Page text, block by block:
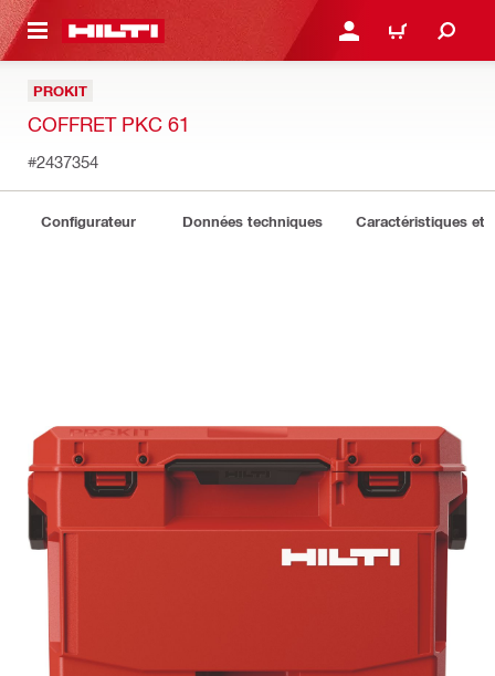
CONTENT CONNEXION OU
PANIER
PROKIT
COFFRET PKC 61
#2437354
Configurateur Données techniques Caractéristiques et